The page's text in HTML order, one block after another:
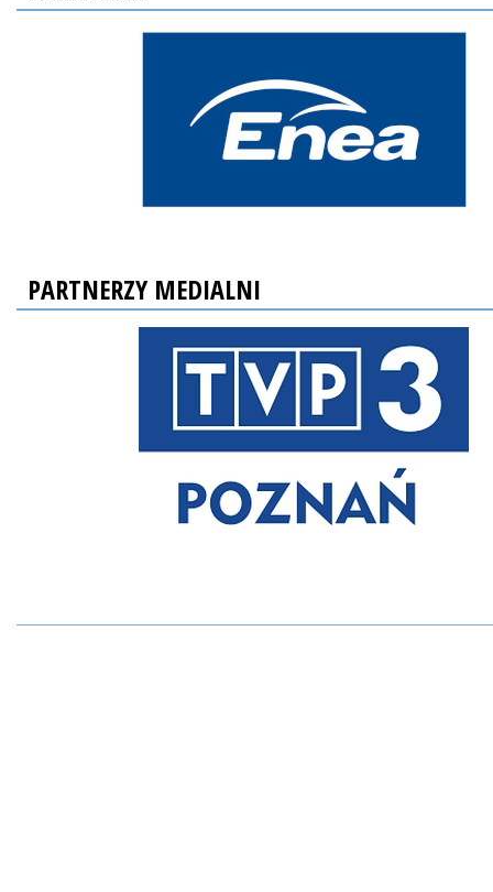
PARTNERZY MEDIALNI